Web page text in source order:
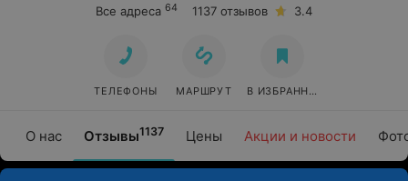
О нас Отзывы1137 Цены Акции и новости
Все адреса 64 1137 отзывов 3.4
ТЕЛЕФОНЫ МАРШРУТ В ИЗБРАННОЕ